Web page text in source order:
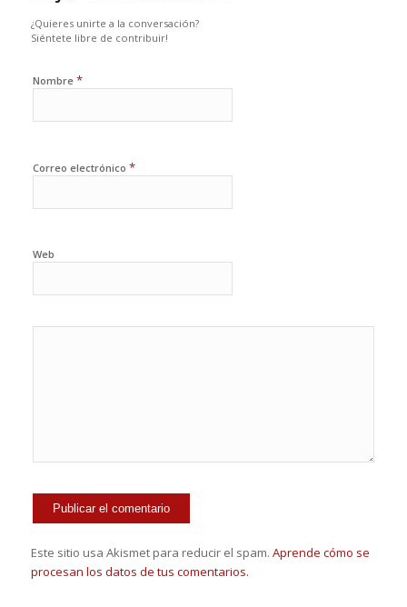
¿Quieres unirte a la conversación?
Siéntete libre de contribuir!
Nombre *
Correo electrónico *
Web
Este sitio usa Akismet para reducir el spam. Aprende cómo se
procesan los datos de tus comentarios.